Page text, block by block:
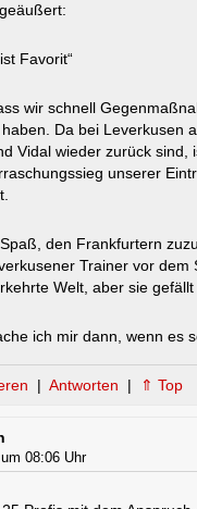
Favorit“
wir schnell
Da bei Leverkusen
Vidal wieder zurück sind,
unserer
den Frankfurtern
Trainer vor dem
Welt, aber sie gefällt
ich mir dann, wenn es
| Antworten | ⇑ Top
08:06 Uhr